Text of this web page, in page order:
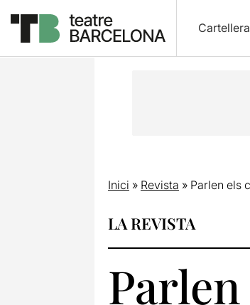
Inici » Revista » Parlen els
LA REVISTA